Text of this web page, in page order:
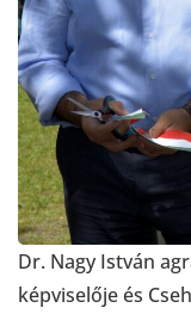
Dr. Nagy István
képviselője és